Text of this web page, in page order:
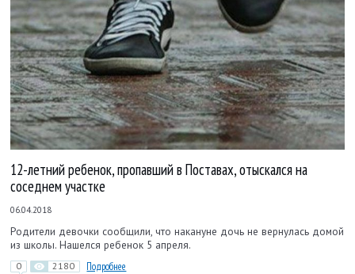
12-летний ребенок, пропавший в Поставах, отыскался на
соседнем участке
06.04.2018
Родители девочки сообщили, что накануне дочь не вернулась домой
из школы. Нашелся ребенок 5 апреля.
0 2180 Подробнее